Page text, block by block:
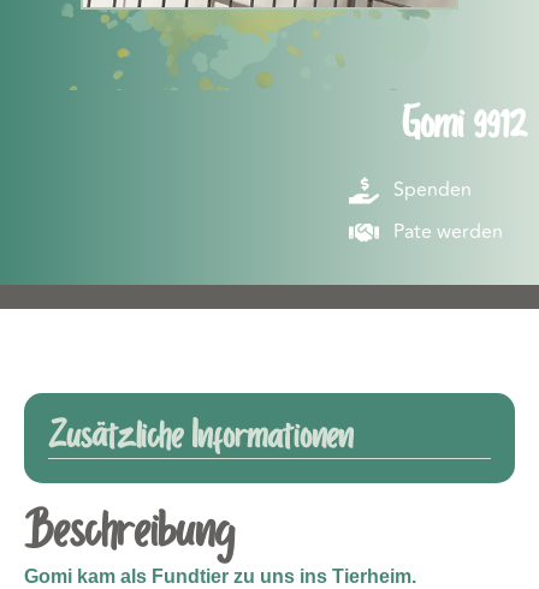
Gomi 9912
Spenden
Pate werden
Zusätzliche Informationen
Beschreibung
Gomi kam als Fundtier zu uns ins Tierheim.